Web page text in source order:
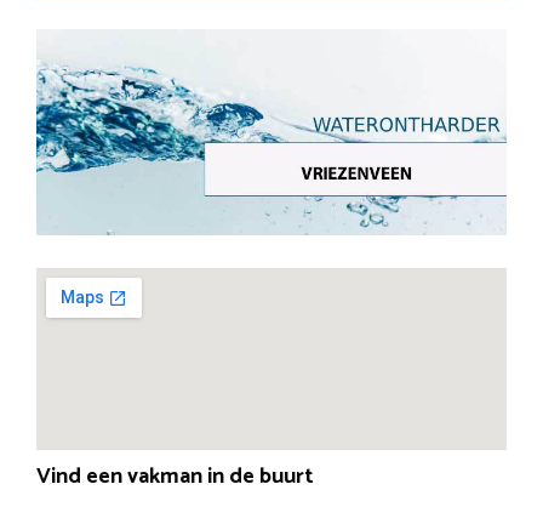
Vind een vakman in de buurt